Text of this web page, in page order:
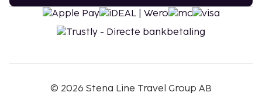
© 2026 Stena Line Travel Group AB